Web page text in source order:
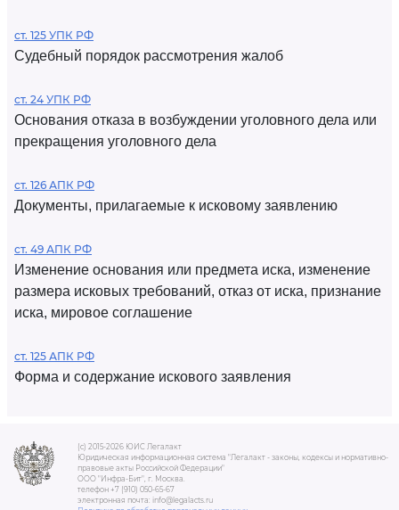
ст. 125 УПК РФ
Судебный порядок рассмотрения жалоб
ст. 24 УПК РФ
Основания отказа в возбуждении уголовного дела или
прекращения уголовного дела
ст. 126 АПК РФ
Документы, прилагаемые к исковому заявлению
ст. 49 АПК РФ
Изменение основания или предмета иска, изменение
размера исковых требований, отказ от иска, признание
иска, мировое соглашение
ст. 125 АПК РФ
Форма и содержание искового заявления
(c) 2015-2026 ЮИС Легалакт
Юридическая информационная система "Легалакт - законы, кодексы и нормативно-
правовые акты Российской Федерации"
ООО "Инфра-Бит", г. Москва.
телефон +7 (910) 050-65-67
электронная почта: info@legalacts.ru